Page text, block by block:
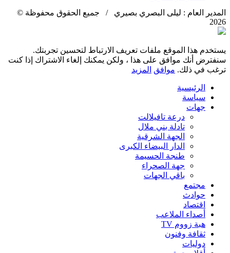
المدير العام : ليلى البصري بصيري / جميع الحقوق محفوظة ©
2026
يستخدم هذا الموقع ملفات تعريف الارتباط لتحسين تجربتك.
سنفترض أنك موافق على هذا ، ولكن يمكنك إلغاء الاشتراك إذا كنت
ترغب في ذلك. موافق المزيد
الرئيسية
سياسة
جهات
درعة تافيلالت
تادلة بني ملال
الجهة الشرقية
الدار البيضاء الكبرى
طنجة الحسيمة
جهة الصحراء
باقي الجهات
مجتمع
حوادث
اقتصاد
أصداء الملاعب
هبة زووم TV
ثقافة وفنون
دوليات